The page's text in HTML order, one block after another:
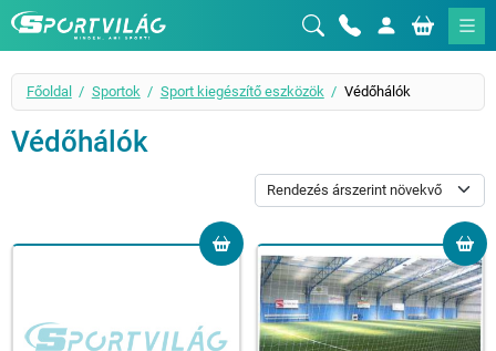
Sportvilág
Főoldal Sportok Sport kiegészítő eszközök Védőhálók
Védőhálók